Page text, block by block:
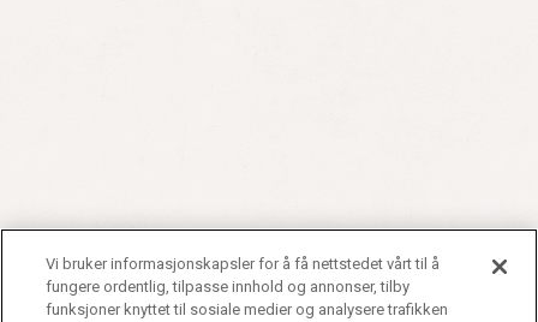
Vi bruker informasjonskapsler for å få nettstedet vårt til å
fungere ordentlig, tilpasse innhold og annonser, tilby
funksjoner knyttet til sosiale medier og analysere trafikken